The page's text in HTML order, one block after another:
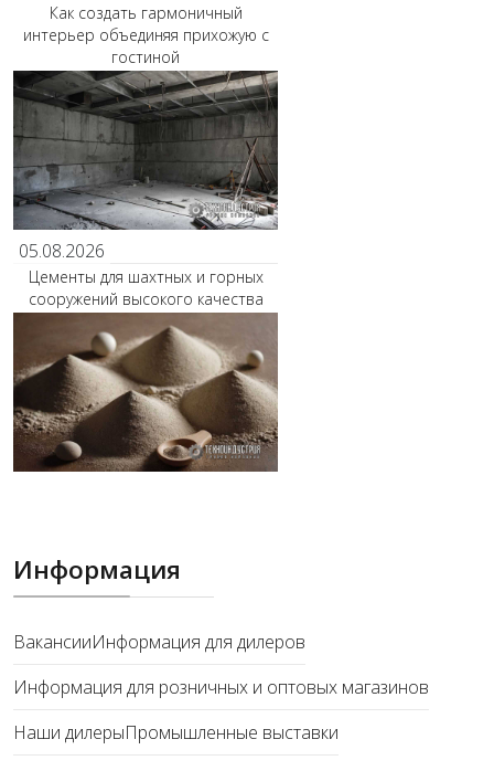
Как создать гармоничный
интерьер объединяя прихожую с
гостиной
05.08.2026
Цементы для шахтных и горных
сооружений высокого качества
Информация
ВакансииИнформация для дилеров
Информация для розничных и оптовых магазинов
Наши дилерыПромышленные выставки